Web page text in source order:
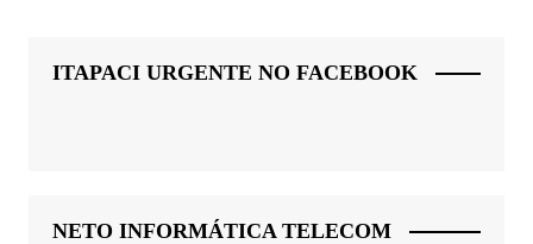
ITAPACI URGENTE NO FACEBOOK
NETO INFORMÁTICA TELECOM